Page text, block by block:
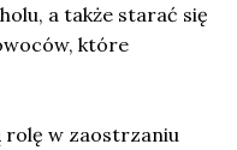
a także starać się
które
w zaostrzaniu